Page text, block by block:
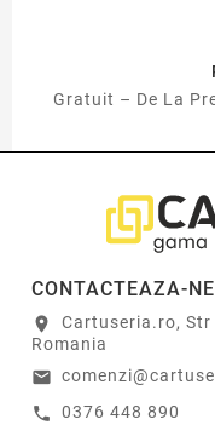
Gratuit – De La
CONTACTEAZA-NE
location_on
Cartuseria.ro, Str
Romania
email
call 0376 448 890